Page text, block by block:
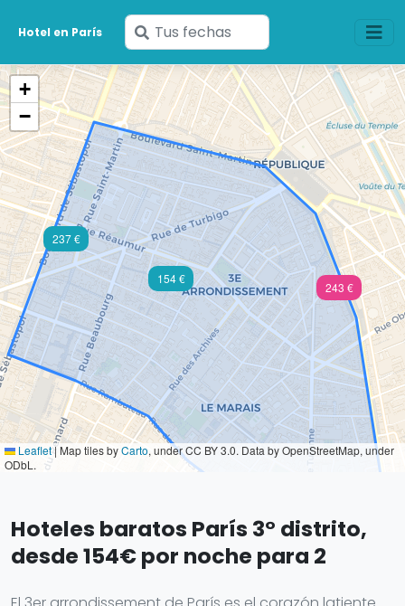
Hotel en París
Ingresa
tus
fechas
243 €
154 €
237 €
+
−
Leaflet|Map tiles byCarto, under CC BY 3.0. Data by OpenStreetMap, under
ODbL.
Hoteles baratos París 3° distrito,
desde 154€ por noche para 2